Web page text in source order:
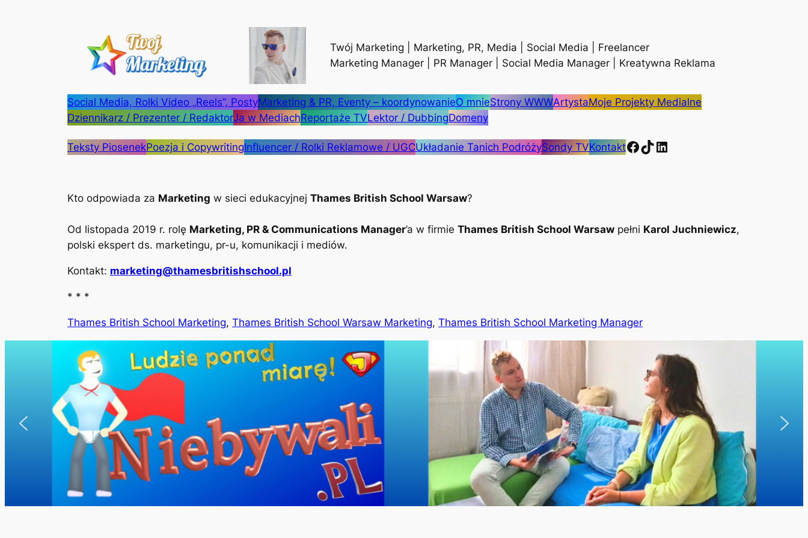
Twój Marketing | Marketing, PR, Media | Social Media | Freelancer
Marketing Manager | PR Manager | Social Media Manager | Kreatywna Reklama
Social Media, Rolki Video „Reels”, PostyMarketing & PR, Eventy – koordynowanieO mnieStrony WWWArtystaMoje Projekty Medialne
Dziennikarz / Prezenter / RedaktorJa w MediachReportaże TVLektor / DubbingDomeny
Teksty PiosenekPoezja i CopywritingInfluencer / Rolki Reklamowe / UGCUkładanie Tanich PodróżySondy TVKontaktFacebook
TikTok
LinkedIn
Kto odpowiada za Marketing w sieci edukacyjnej Thames British School Warsaw?
Od listopada 2019 r. rolę Marketing, PR & Communications Manager’a w firmie Thames British School Warsaw pełni Karol Juchniewicz,
polski ekspert ds. marketingu, pr-u, komunikacji i mediów.
Kontakt: marketing@thamesbritishschool.pl
* * *
Thames British School Marketing, Thames British School Warsaw Marketing, Thames British School Marketing Manager